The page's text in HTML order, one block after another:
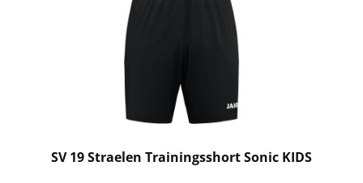
SV 19 Straelen Trainingsshort Sonic KIDS